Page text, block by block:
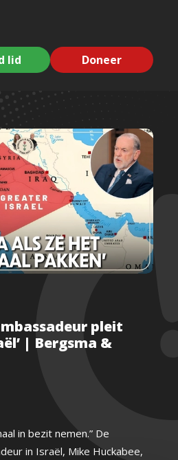
lid Doneer
pleit
| Bergsma &
in bezit nemen.” De
in Israël, Mike Huckabee,